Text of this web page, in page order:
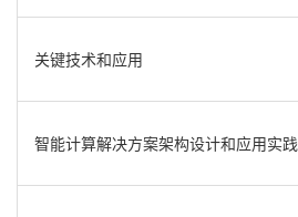
关键技术和应用
智能计算解决方案架构设计和应用实践